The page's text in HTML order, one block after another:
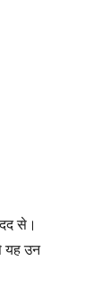
से।
यह उन